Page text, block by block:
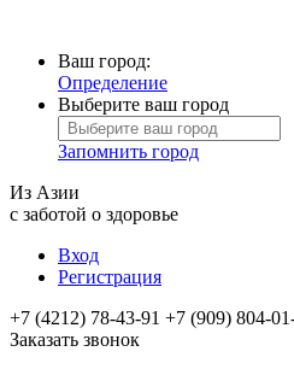
Ваш город:
Определение
Выберите ваш город
Запомнить город
Из Азии
с заботой о здоровье
Вход
Регистрация
+7 (4212) 78-43-91 +7 (909) 804-
Заказать звонок